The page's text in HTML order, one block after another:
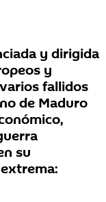
y dirigida
y
fallidos
de Maduro
su